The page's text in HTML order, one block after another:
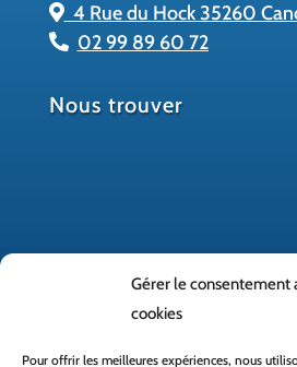
Gérer le consentement
cookies
Pour offrir les meilleures expériences, nous
4 Rue du Hock 35260
02 99 89 60 72
Nous trouver